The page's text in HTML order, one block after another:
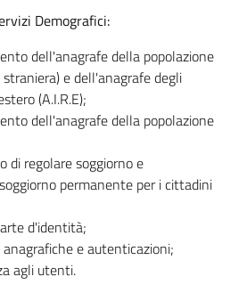
Demografici:
dell'anagrafe della popolazione
e dell'anagrafe degli
(A.I.R.E);
dell'anagrafe della popolazione
di regolare soggiorno e
permanente per i cittadini
d'identità;
e autenticazioni;
agli utenti.